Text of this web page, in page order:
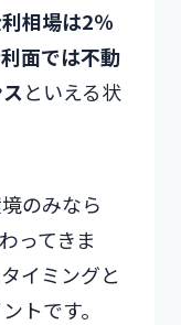
相場は2％
面では不動
といえる状
のみなら
ってきま
イミングと
トです。